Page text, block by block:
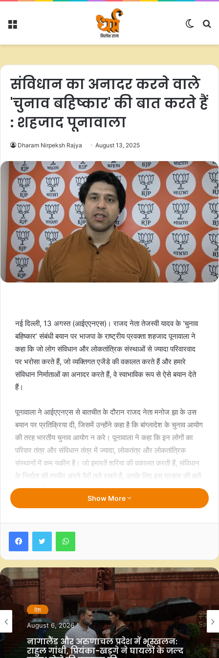
Menu
Switch
संविधान का अनादर करने वाले
'चुनाव बहिष्कार' की बात करते हैं
: शहजाद पूनावाला
Dharam Nirpeksh Rajya August 13, 2025
नई दिल्‍ली, 13 अगस्‍त (आईएएनएस)। राजद नेता तेजस्वी यादव के ‘चुनाव
बहिष्कार’ संबंधी बयान पर भाजपा के राष्ट्रीय प्रवक्ता शहजाद पूनावाला ने
कहा कि जो लोग संविधान और लोकतांत्रिक संस्थाओं से ज्यादा परिवारवाद
पर भरोसा करते हैं, जो व्यक्तिगत एजेंडे की वकालत करते हैं और हमारे
संविधान निर्माताओं का अनादर करते हैं, वे स्वाभाविक रूप से ऐसे बयान देते
हैं।
पूनावाला ने आईएएनएस से बातचीत के दौरान राजद नेता मनोज झा के उस
बयान पर प्रतिक्रिया दी, जिसमें उन्‍होंने कहा है कि बांग्‍लादेश के चुनाव आयोग
की तरह भारतीय चुनाव आयोग न करे। पूनावाला ने कहा कि इन लोगों का
परिवार तंत्र और संविधान तंत्र में ज्यादा, लोकतंत्र और लोकतांत्रिक
संस्थानों में कम यकीन है। जो इमारतें शरिया की वकालत करती हैं, संविधान
के निर्माता की तस्वीर अपने पैरों तले रखते हैं, उनके लिए इस प्रकार की बातें
सामान्य ही है।
उन्होंने जब कहा कि चुनाव का बहिष्‍कार करना चाहिए। उन्होंने खालिदा जिया
जैसी बातें की। बांग्‍लादेश और शरिया के नक्‍शेकदम पर कौन है, यह दिखाई
पड़ रहा है। यह दुर्भाग्‍यपूर्ण बात है कि ये न अंबेडकर के संविधान को मानते हैं
लोकतांत्रिक है। इसलिए चुनाव के बहिष्‍कार की बातें करते हैं।
उन्‍होंने वोट चोरी के आरोपों को लेकर कांग्रेस पर हमला किया। उन्‍होंने कहा
कि 1983 में सोनिया गांधी नागरिक बनी हैं तो 1980 की मतदाता सूची में
उनका नाम कैसे आ गया, वोट चोरी का यह सबसे बड़ा प्रमाण है। रायबरेली
से लेकर वायनाड तक एक प्रकार के फर्जी वोट बने हैं, क्‍या वह सेकुलर वोट
चोरी है। एक बात स्‍पष्‍ट है कि चुनाव आयोग बहाना है, इनको अराजकता
Show More
FacebookTwitter WhatsApp
देश
August 6, 2026
नागालैंड और अरुणाचल प्रदेश में भूस्खलन:
राहुल गांधी, प्रियंका-खड़गे ने घायलों के जल्द
स्वस्थ होने की कामना की